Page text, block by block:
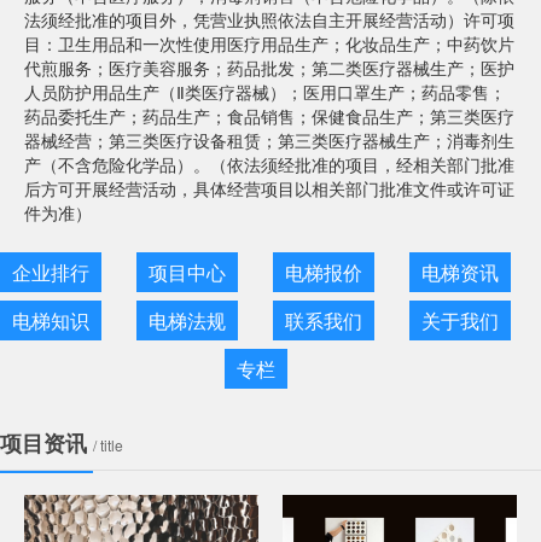
法须经批准的项目外，凭营业执照依法自主开展经营活动）许可项
目：卫生用品和一次性使用医疗用品生产；化妆品生产；中药饮片
代煎服务；医疗美容服务；药品批发；第二类医疗器械生产；医护
人员防护用品生产（Ⅱ类医疗器械）；医用口罩生产；药品零售；
药品委托生产；药品生产；食品销售；保健食品生产；第三类医疗
器械经营；第三类医疗设备租赁；第三类医疗器械生产；消毒剂生
产（不含危险化学品）。（依法须经批准的项目，经相关部门批准
后方可开展经营活动，具体经营项目以相关部门批准文件或许可证
件为准）
企业排行 项目中心 电梯报价
电梯资讯
电梯知识
电梯法规 联系我们
关于我们
专栏
项目资讯 / title